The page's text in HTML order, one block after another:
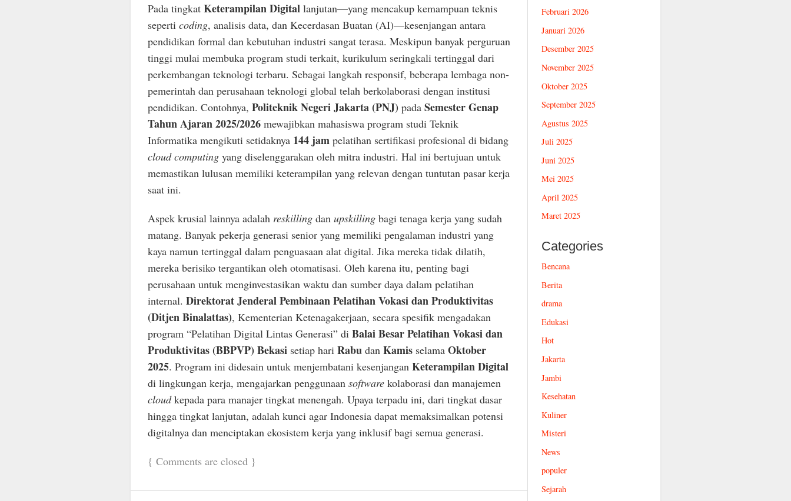
Pada tingkat Keterampilan Digitallanjutan—yang mencakup kemampuan teknis
seperti coding, analisis data, dan Kecerdasan Buatan (AI)—kesenjangan antara
pendidikan formal dan kebutuhan industri sangat terasa. Meskipun banyak perguruan
tinggi mulai membuka program studi terkait, kurikulum seringkali tertinggal dari
perkembangan teknologi terbaru. Sebagai langkah responsif, beberapa lembaga non-
pemerintah dan perusahaan teknologi global telah berkolaborasi dengan institusi
pendidikan. Contohnya, Politeknik Negeri Jakarta (PNJ) pada Semester Genap
Tahun Ajaran 2025/2026mewajibkan mahasiswa program studi Teknik
Informatika mengikuti setidaknya 144 jampelatihan sertifikasi profesional di bidang
cloud computingyang diselenggarakan oleh mitra industri. Hal ini bertujuan untuk
memastikan lulusan memiliki keterampilan yang relevan dengan tuntutan pasar kerja
saat ini.
Aspek krusial lainnya adalah reskillingdan upskillingbagi tenaga kerja yang sudah
matang. Banyak pekerja generasi senior yang memiliki pengalaman industri yang
kaya namun tertinggal dalam penguasaan alat digital. Jika mereka tidak dilatih,
mereka berisiko tergantikan oleh otomatisasi. Oleh karena itu, penting bagi
perusahaan untuk menginvestasikan waktu dan sumber daya dalam pelatihan
internal. Direktorat Jenderal Pembinaan Pelatihan Vokasi dan Produktivitas
(Ditjen Binalattas), Kementerian Ketenagakerjaan, secara spesifik mengadakan
program “Pelatihan Digital Lintas Generasi” di Balai Besar Pelatihan Vokasi dan
Produktivitas (BBPVP) Bekasisetiap hari Rabudan Kamisselama Oktober
2025. Program ini didesain untuk menjembatani kesenjangan Keterampilan Digital
di lingkungan kerja, mengajarkan penggunaan softwarekolaborasi dan manajemen
cloudkepada para manajer tingkat menengah. Upaya terpadu ini, dari tingkat dasar
hingga tingkat lanjutan, adalah kunci agar Indonesia dapat memaksimalkan potensi
digitalnya dan menciptakan ekosistem kerja yang inklusif bagi semua generasi.
{ Comments are closed}
Februari 2026
Januari 2026
Desember 2025
November 2025
Oktober 2025
September 2025
Agustus 2025
Juli 2025
Juni 2025
Mei 2025
April 2025
Maret 2025
Categories
Bencana
Berita
drama
Edukasi
Hot
Jakarta
Jambi
Kesehatan
Kuliner
Misteri
News
populer
Sejarah